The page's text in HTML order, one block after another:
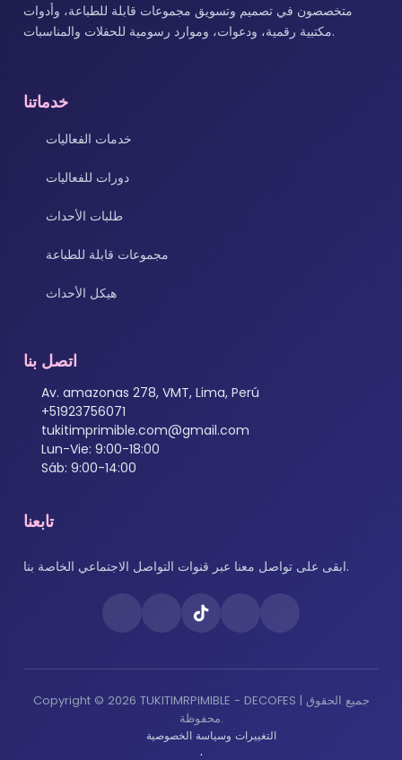
متخصصون في تصميم وتسويق مجموعات قابلة للطباعة، وأدوات
مكتبية رقمية، ودعوات، وموارد رسومية للحفلات والمناسبات.
خدماتنا
خدمات الفعاليات
دورات للفعاليات
طلبات الأحداث
مجموعات قابلة للطباعة
هيكل الأحداث
اتصل بنا
Av. amazonas 278, VMT, Lima, Perú
+51923756071
tukitimprimible.com@gmail.com
Lun-Vie: 9:00-18:00
Sáb: 9:00-14:00
تابعنا
ابقى على تواصل معنا عبر قنوات التواصل الاجتماعي الخاصة بنا.
Copyright © 2026 TUKITIMRPIMIBLE - DECOFES | جميع الحقوق
محفوظة.
التغييرات وسياسة الخصوصية
·